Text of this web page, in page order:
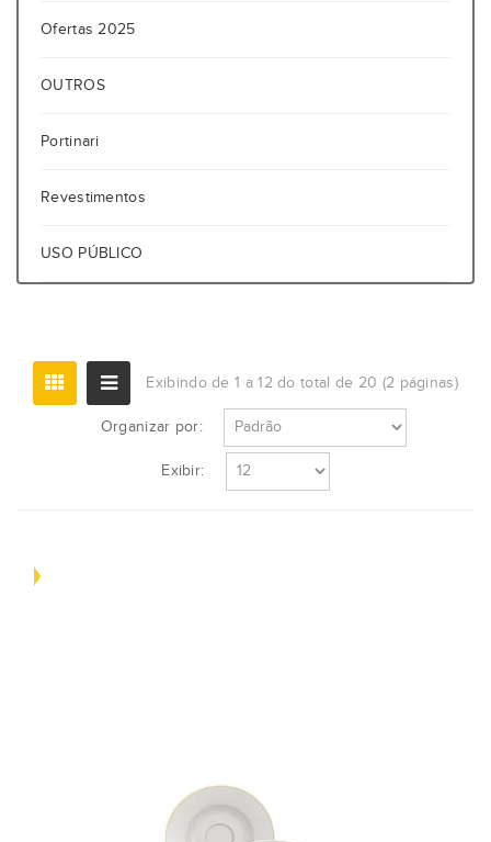
Ofertas 2025
OUTROS
Portinari
Revestimentos
USO PÚBLICO
Exibindo de 1 a 12 do total de 20 (2 páginas)
Organizar por:
Exibir: